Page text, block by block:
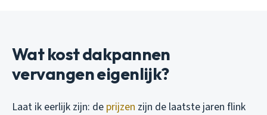
Wat kost dakpannen
vervangen eigenlijk?
Laat ik eerlijk zijn: de prijzen zijn de laatste jaren flink